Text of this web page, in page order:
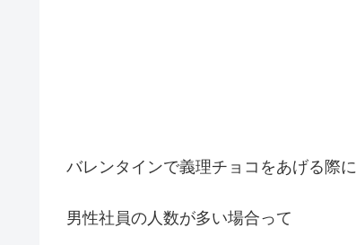
バレンタインで義理チョコをあげる際に
男性社員の人数が多い場合って